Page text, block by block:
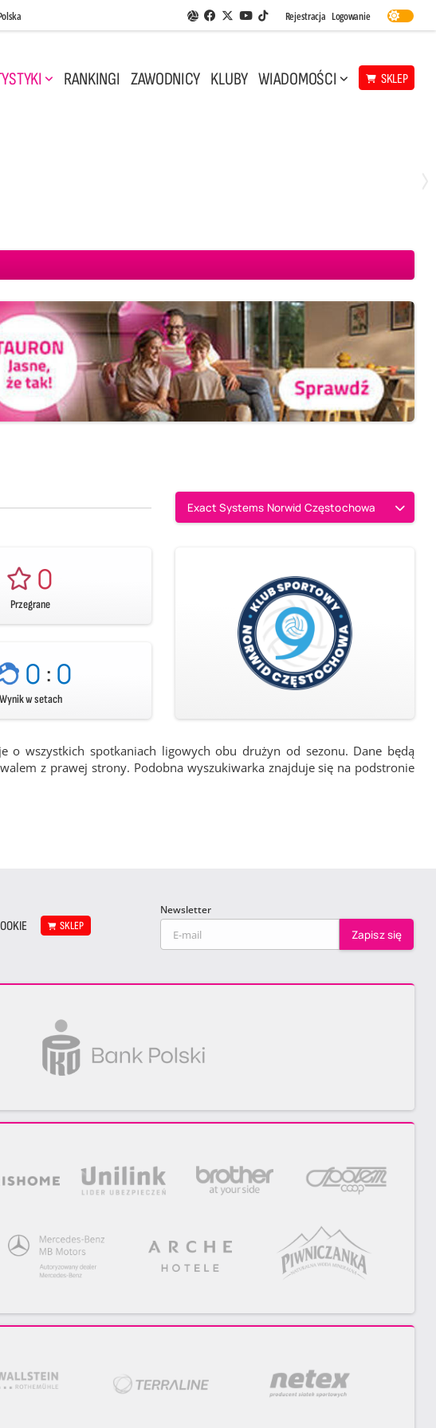
Aplikacja Siatkarskie Ligi
Facebook
Twitter
Youtube
TikTok
Rejestracja Logowanie
RANKINGI ZAWODNICY KLUBY WIADOMOŚCI SKLEP
Exact Systems Norwid Częstochowa
0
Przegrane
0:0
Wynik w setach
wszystkich spotkaniach ligowych obu drużyn od sezonu. Dane będą
z prawej strony. Podobna wyszukiwarka znajduje się na podstronie
SKLEP
Newsletter